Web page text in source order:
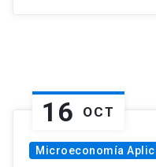
16 OCT
Microeconomía